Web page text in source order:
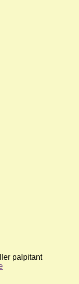
palpitant